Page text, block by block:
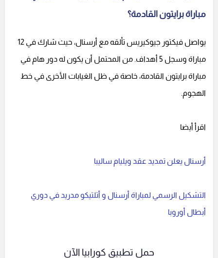
مباراة برايتون القادمة؟
يواصل فيكتور جيوكيريس تألقه مع أرسنال، حيث شارك في 12
مباراة وسجل 5 أهداف. من المحتمل أن يكون له دور هام في
مباراة برايتون القادمة، خاصة في ظل الغيابات الأخرى في خط
الهجوم.
اقرأ أيضا
أرسنال يعلن تمديد عقد ويليام ساليبا
التشكيل الرسمي لمباراة أرسنال و أتلتيكو مدريد في دوري
أبطال أوروبا
حمل تطبيق كورابيا الآن